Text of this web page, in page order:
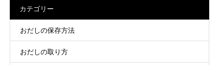
カテゴリー
おだしの保存方法
おだしの取り方